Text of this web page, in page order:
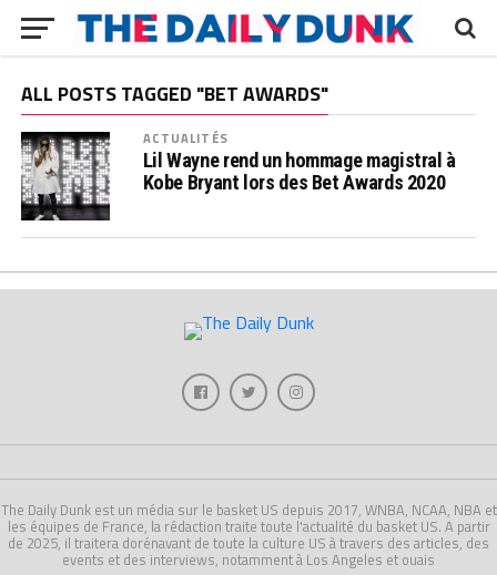
ALL POSTS TAGGED "BET AWARDS"
ACTUALITÉS
Lil Wayne rend un hommage magistral à
Kobe Bryant lors des Bet Awards 2020
The Daily Dunk est un média sur le basket US depuis 2017, WNBA, NCAA, NBA et
les équipes de France, la rédaction traite toute l'actualité du basket US. A partir
de 2025, il traitera dorénavant de toute la culture US à travers des articles, des
events et des interviews, notamment à Los Angeles et ouais